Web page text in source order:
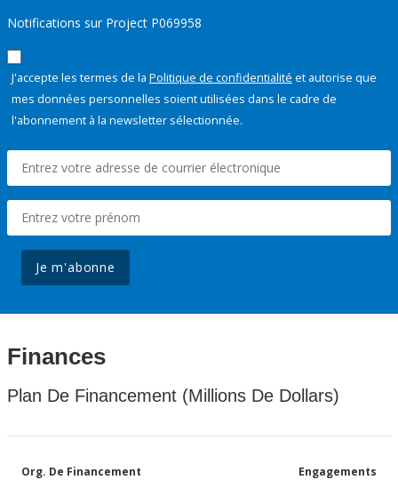
Notifications sur Project P069958
J'accepte les termes de la Politique de confidentialité et autorise que
mes données personnelles soient utilisées dans le cadre de
l'abonnement à la newsletter sélectionnée.
Je m'abonne
Finances
Plan De Financement (Millions De Dollars)
Org. De Financement Engagements